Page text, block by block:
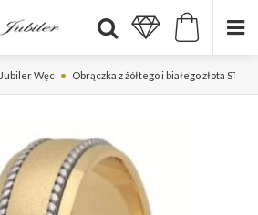
Jubiler Węc Obrączka z żółtego i białego złota ST-